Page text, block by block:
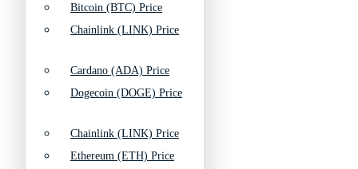
Chainlink (LINK) Price
Dogecoin (DOGE) Price
Ethereum (ETH) Price
Bitcoin (BTC) Price
Cardano (ADA) Price
Chainlink (LINK) Price